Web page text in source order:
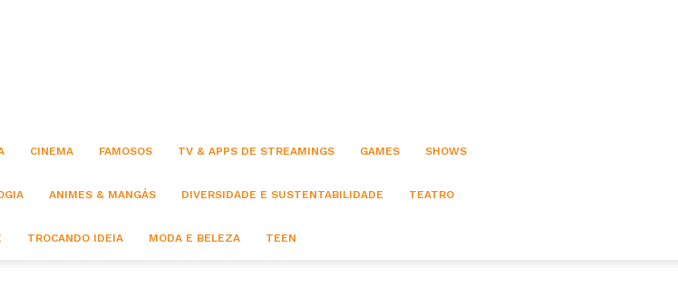
CINEMA FAMOSOS TV & APPS DE STREAMINGS GAMES SHOWS
ANIMES & MANGÁS DIVERSIDADE E SUSTENTABILIDADE TEATRO
TROCANDO IDEIA MODA E BELEZA TEEN